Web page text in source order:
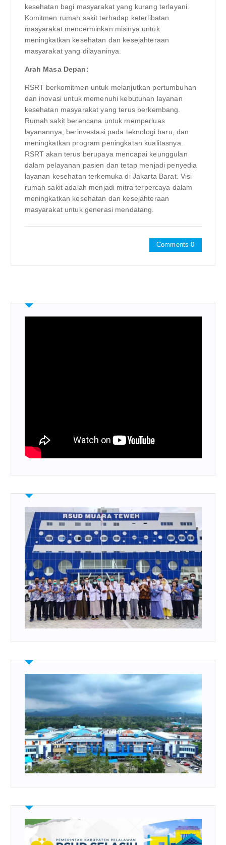
kesehatan bagi masyarakat yang kurang terlayani.
Komitmen rumah sakit terhadap keterlibatan
masyarakat mencerminkan misinya untuk
meningkatkan kesehatan dan kesejahteraan
masyarakat yang dilayaninya.
Arah Masa Depan:
RSRT berkomitmen untuk melanjutkan pertumbuhan
dan inovasi untuk memenuhi kebutuhan layanan
kesehatan masyarakat yang terus berkembang.
Rumah sakit berencana untuk memperluas
layanannya, berinvestasi pada teknologi baru, dan
meningkatkan program peningkatan kualitasnya.
RSRT akan terus berupaya mencapai keunggulan
dalam pelayanan pasien dan tetap menjadi penyedia
layanan kesehatan terkemuka di Jakarta Barat. Visi
rumah sakit adalah menjadi mitra terpercaya dalam
meningkatkan kesehatan dan kesejahteraan
masyarakat untuk generasi mendatang.
Comments 0